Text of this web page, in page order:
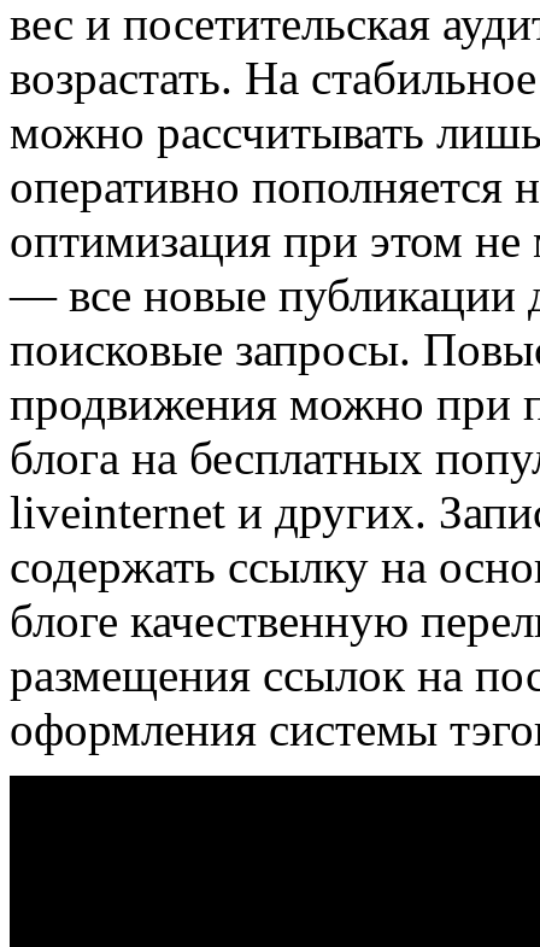
вес и посетительская
возрастать. На
можно рассчитывать
оперативно
оптимизация при этом не
— все новые публикации
поисковые запросы.
продвижения можно при
блога на бесплатных
liveinternet и других.
содержать ссылку на
блоге качественную
размещения ссылок на
оформления системы